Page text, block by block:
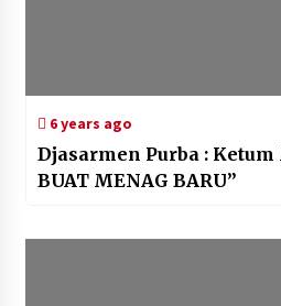
6 years ago
Djasarmen Purba : Ketum
BUAT MENAG BARU”